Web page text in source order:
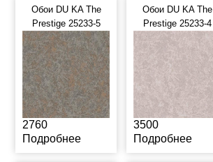
Обои DU KA The
Prestige 25233-5
2760
Подробнее
Обои DU KA The
Prestige 25233-4
3500
Подробнее